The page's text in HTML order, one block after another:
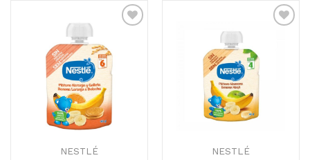
Adicionar
Favoritos
NESTLÉ
Favoritos
NESTLÉ